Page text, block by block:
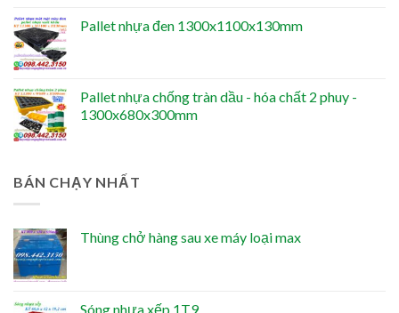
Pallet nhựa đen 1300x1100x130mm
Pallet nhựa chống tràn dầu - hóa chất 2 phuy -
1300x680x300mm
BÁN CHẠY NHẤT
Thùng chở hàng sau xe máy loại max
Sóng nhựa xếp 1T9